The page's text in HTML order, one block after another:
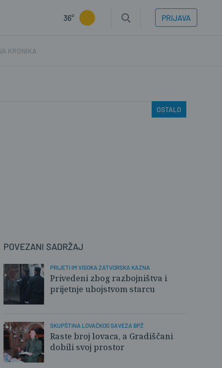
36° PRIJAVA
KRONIKA
OSTALO
POVEZANI SADRŽAJ
PRIJETI IM VISOKA ZATVORSKA KAZNA
Privedeni zbog razbojništva i
prijetnje ubojstvom starcu
SKUPŠTINA LOVAČKOG SAVEZA BPŽ
Raste broj lovaca, a Gradiščani
dobili svoj prostor